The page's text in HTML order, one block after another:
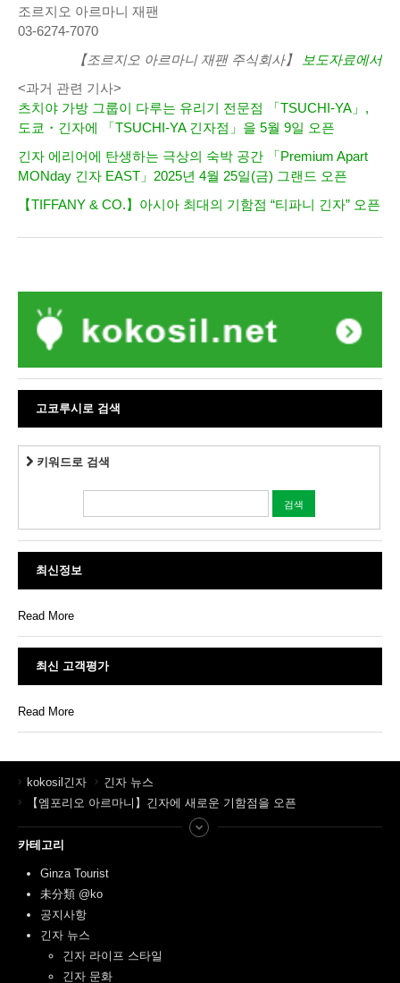
조르지오 아르마니 재팬
03-6274-7070
【조르지오 아르마니 재팬 주식회사】
보도자료에서
<과거 관련 기사>
츠치야 가방 그룹이 다루는 유리기 전문점 「TSUCHI-YA」,
도쿄・긴자에 「TSUCHI-YA 긴자점」을 5월 9일 오픈
긴자 에리어에 탄생하는 극상의 숙박 공간 「Premium Apart
MONday 긴자 EAST」2025년 4월 25일(금) 그랜드 오픈
【TIFFANY & CO.】아시아 최대의 기함점 “티파니 긴자” 오픈
고코루시로 검색
키워드로 검색
최신정보
Read More
최신 고객평가
Read More
kokosil긴자
긴자 뉴스
【엠포리오 아르마니】긴자에 새로운 기함점을 오픈
카테고리
Ginza Tourist
未分類 @ko
공지사항
긴자 뉴스
긴자 라이프 스타일
긴자 문화